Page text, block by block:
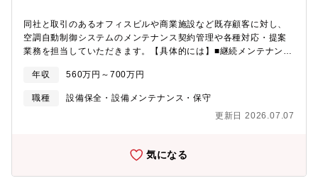
ップできる環境です。■同社の安定性同社は業界のリードカンパニ
ーとして、常に業界のパイオニアとして走り続けてきました。当
社は、創業当時から販売からメンテナンスやロードサービスまで
すでに国内で約300店舗を展開、売上高も年々更新し続けており、
を整備していくべく、今後も安定した更なる事業成長・店舗拡大
同社と取引のあるオフィスビルや商業施設など既存顧客に対し、
空調自動制御システムのメンテナンス契約管理や各種対応・提案
業務を担当していただきます。【具体的には】■継続メンテナンス
スポット工事の見積作成・提案・受注管理■一部メンテナンス業務
の実施■営業アシスタントによる見積作成など事務作業のサポート
あり■担当企業数：数件～10数件程度（企業規模により変動）【計
装とは】計装とは、ビルや工場の空調設備や生産ラインなどを、
た最新の計測・監視システムへと進化し続けています。 【入社
年収 560万円～700万円
職種
設備保全・設備メンテナンス・保守
更新日 2026.07.07
気になる